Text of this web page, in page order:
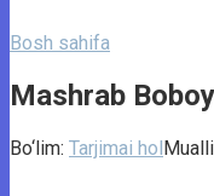
Bosh sahifa
Mashrab
Bo‘lim: Tarjimai hol